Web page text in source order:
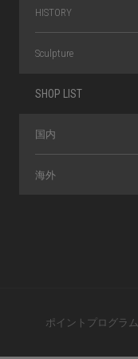
HISTORY
Sculpture
SHOP LIST
国内
海外
ポイントプログラム